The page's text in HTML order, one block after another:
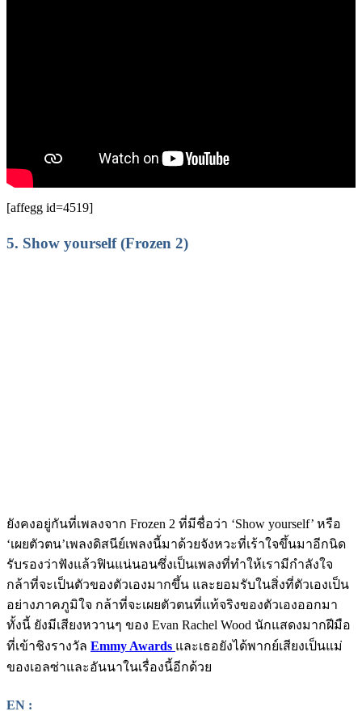
[affegg id=4519]
5. Show yourself (Frozen 2)
ยังคงอยู่กันที่เพลงจาก Frozen 2 ที่มีชื่อว่า ‘Show yourself’ หรือ
‘เผยตัวตน’เพลงดิสนีย์เพลงนี้มาด้วยจังหวะที่เร้าใจขึ้นมาอีกนิด
รับรองว่าฟังแล้วฟินแน่นอนซึ่งเป็นเพลงที่ทำให้เรามีกำลังใจ
กล้าที่จะเป็นตัวของตัวเองมากขึ้น และยอมรับในสิ่งที่ตัวเองเป็น
อย่างภาคภูมิใจ กล้าที่จะเผยตัวตนที่แท้จริงของตัวเองออกมา
ทั้งนี้ ยังมีเสียงหวานๆ ของ Evan Rachel Wood นักแสดงมากฝีมือ
ที่เข้าชิงรางวัล Emmy Awards และเธอยังได้พากย์เสียงเป็นแม่
ของเอลซ่าและอันนาในเรื่องนี้อีกด้วย
EN :